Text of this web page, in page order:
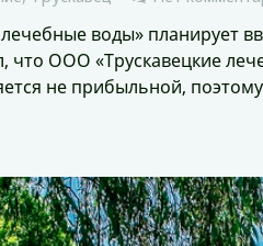
воды» планирует
что ООО «Трускавецкие
не прибыльной,